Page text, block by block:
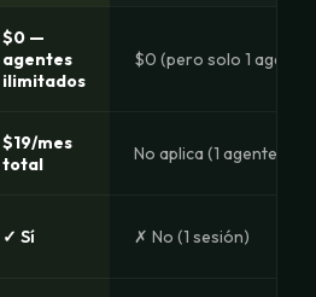
$0 —
agentes
ilimitados
$0 (pero solo 1 agente)
$19/mes
total
No aplica (1 agente)
✓ Sí ✗ No (1 sesión)